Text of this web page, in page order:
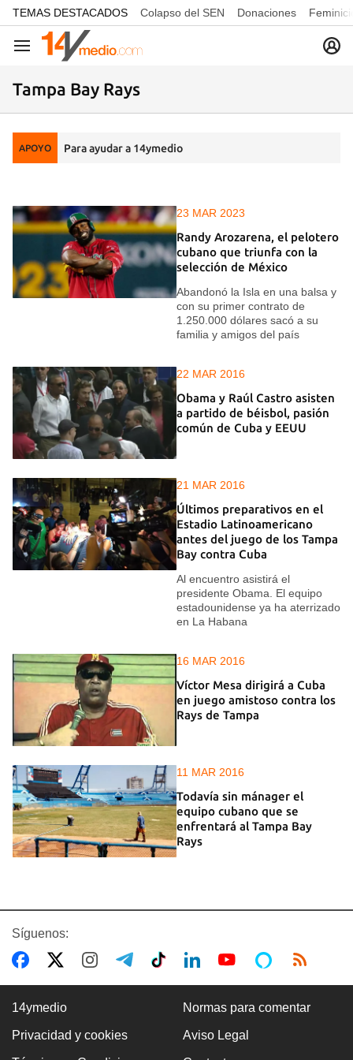
common.go-to-content
TEMAS DESTACADOS Colapso del SEN Donaciones
Navegación
Tampa Bay Rays
APOYO Para ayudar a 14ymedio
23 MAR 2023
Randy Arozarena, el pelotero
cubano que triunfa con la
selección de México
Abandonó la Isla en una balsa y
con su primer contrato de
1.250.000 dólares sacó a su
familia y amigos del país
22 MAR 2016
Obama y Raúl Castro asisten
a partido de béisbol, pasión
común de Cuba y EEUU
21 MAR 2016
Últimos preparativos en el
Estadio Latinoamericano
antes del juego de los Tampa
Bay contra Cuba
Al encuentro asistirá el
presidente Obama. El equipo
estadounidense ya ha aterrizado
en La Habana
16 MAR 2016
Víctor Mesa dirigirá a Cuba
en juego amistoso contra los
Rays de Tampa
11 MAR 2016
Todavía sin mánager el
equipo cubano que se
enfrentará al Tampa Bay
Rays
Síguenos:
14ymedio Normas para comentar
Privacidad y cookies Aviso Legal